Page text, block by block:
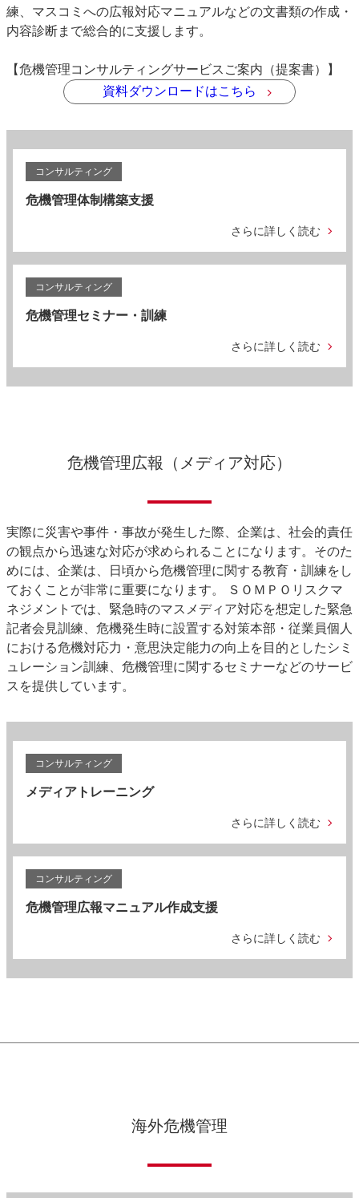
練、マスコミへの広報対応マニュアルなどの文書類の作成・
内容診断まで総合的に支援します。
【危機管理コンサルティングサービスご案内（提案書）】
資料ダウンロードはこちら
コンサルティング
危機管理体制構築支援
さらに詳しく読む
コンサルティング
危機管理セミナー・訓練
さらに詳しく読む
危機管理広報（メディア対応）
実際に災害や事件・事故が発生した際、企業は、社会的責任
の観点から迅速な対応が求められることになります。そのた
めには、企業は、日頃から危機管理に関する教育・訓練をし
ておくことが非常に重要になります。 ＳＯＭＰＯリスクマ
ネジメントでは、緊急時のマスメディア対応を想定した緊急
記者会見訓練、危機発生時に設置する対策本部・従業員個人
における危機対応力・意思決定能力の向上を目的としたシミ
ュレーション訓練、危機管理に関するセミナーなどのサービ
スを提供しています。
コンサルティング
メディアトレーニング
さらに詳しく読む
コンサルティング
危機管理広報マニュアル作成支援
さらに詳しく読む
海外危機管理